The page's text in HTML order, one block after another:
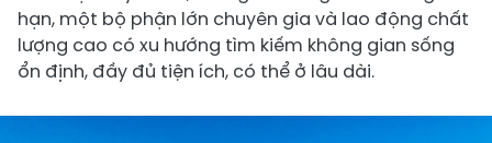
hạn, một bộ phận lớn chuyên gia và lao động chất
lượng cao có xu hướng tìm kiếm không gian sống
ổn định, đầy đủ tiện ích, có thể ở lâu dài.​